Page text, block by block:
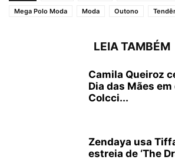
Mega Polo Moda
Moda Outono
LEIA TAMBÉM
Camila Queiroz
Dia das Mães
Colcci...
Zendaya usa
estreia de ‘The